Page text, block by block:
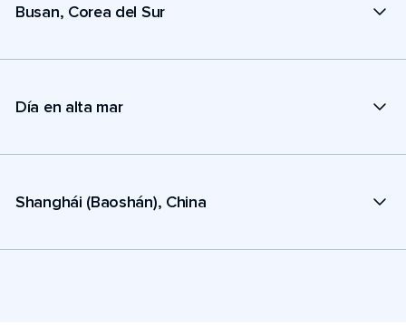
Busan, Corea del Sur
Día en alta mar
Shanghái (Baoshán), China